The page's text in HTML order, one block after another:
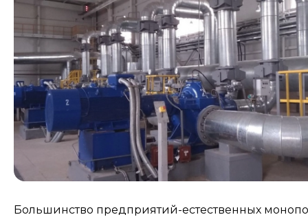
Большинство предприятий-естественных